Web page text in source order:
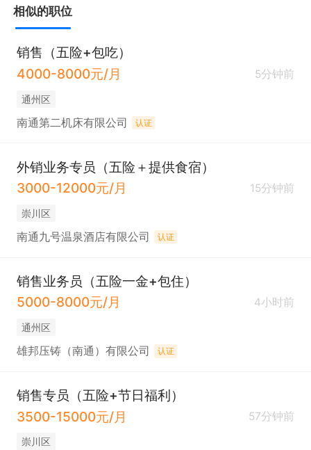
相似的职位
销售（五险+包吃）
4000-8000元/月
5分钟前
通州区
南通第二机床有限公司 认证
外销业务专员（五险＋提供食宿）
3000-12000元/月
15分钟前
崇川区
南通九号温泉酒店有限公司 认证
销售业务员（五险一金+包住）
5000-8000元/月
4小时前
通州区
雄邦压铸（南通）有限公司 认证
销售专员（五险+节日福利）
3500-15000元/月
57分钟前
崇川区